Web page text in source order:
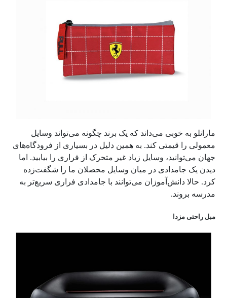
مارانلو به خوبی می‌داند که یک برند چگونه می‌تواند وسایل
معمولی را قیمتی کند. به همین دلیل در بسیاری از فرودگاه‌های
جهان می‌توانید، وسایل زیاد غیر متحرک از فراری را بیابید. اما
دیدن یک جامدادی در میان وسایل محصلان ما را شگفت‌زده
کرد. حالا دانش‌آموزان می‌توانند با جامدادی فراری‌ سریع‌تر به
مدرسه بروند.
مبل راحتی مزدا